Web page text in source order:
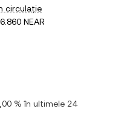
circulație
NEAR
% în ultimele 24